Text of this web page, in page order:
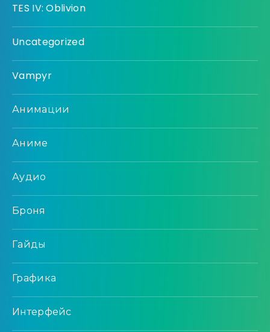
TES IV: Oblivion
Uncategorized
Vampyr
Анимации
Аниме
Аудио
Броня
Гайды
Графика
Интерфейс